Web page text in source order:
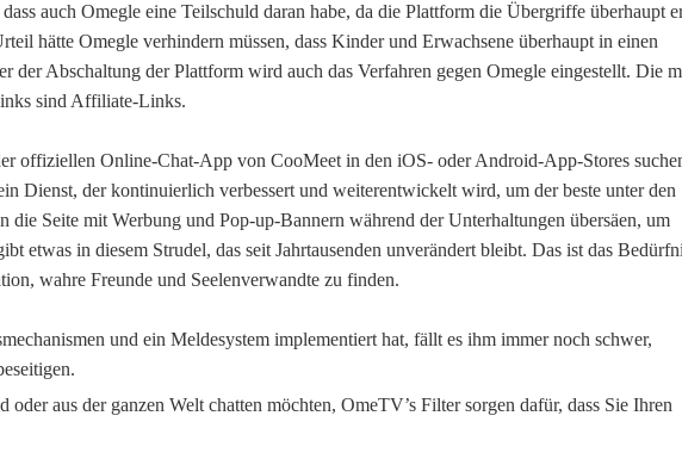
auch Omegle eine Teilschuld daran habe, da die Plattform die Übergriffe überhaupt
hätte Omegle verhindern müssen, dass Kinder und Erwachsene überhaupt in einen
der Abschaltung der Plattform wird auch das Verfahren gegen Omegle eingestellt. Die
sind Affiliate-Links.
offiziellen Online-Chat-App von CooMeet in den iOS- oder Android-App-Stores
Dienst, der kontinuierlich verbessert und weiterentwickelt wird, um der beste unter den
die Seite mit Werbung und Pop-up-Bannern während der Unterhaltungen übersäen, um
etwas in diesem Strudel, das seit Jahrtausenden unverändert bleibt. Das ist das
wahre Freunde und Seelenverwandte zu finden.
und ein Meldesystem implementiert hat, fällt es ihm immer noch schwer,
oder aus der ganzen Welt chatten möchten, OmeTV’s Filter sorgen dafür, dass Sie Ihren